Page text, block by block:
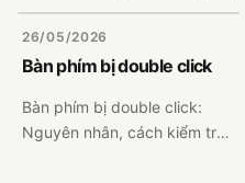
26/05/2026
Bàn phím bị double click
Bàn phím bị double click:
Nguyên nhân, cách kiểm tra